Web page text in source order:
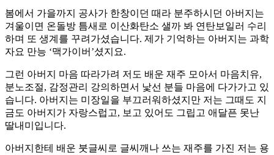
봄에서 가을까지 공사가 한창이던 때라 분주하시던 아버지는
겨울이면 온돌방 틈새로 이산화탄소 샐까 봐 연탄보일러 수리
하며 또 생계를 꾸려가셨습니다. 제가 기억하는 아버지는 과학
자요 만능 ‘맥가이버’셨지요.
그런 아버지 마음 따라가려 저도 배운 재주 모아서 마음치유,
분노조절, 감정관리 강의하면서 낯선 분들 마음에 다가가고 있
습니다. 아버지는 미장일을 부끄러워하셨지만 저는 그때도 지
금도 아버지가 자랑스럽고, 보고 있어도 그립고 애달픈 못난
딸내미입니다.
아버지한테 배운 붓글씨로 글씨깨나 쓰는 재주를 가진 저는 용